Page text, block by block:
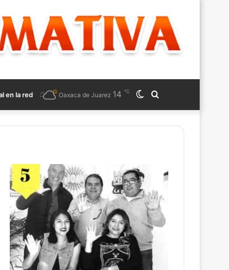
en la red
for
Switch
skin
Oaxaca de Juarez 14 ℃